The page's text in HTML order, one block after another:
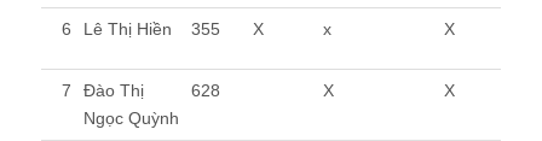
6 Lê Thị Hiền 355 X x X
7
Đào Thị
Ngọc Quỳnh
628 X X